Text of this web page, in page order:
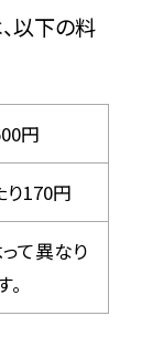
以下の料
円
170円
て異なり
。